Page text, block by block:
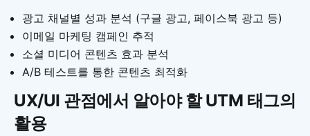
광고 채널별 성과 분석 (구글 광고, 페이스북 광고 등)
이메일 마케팅 캠페인 추적
소셜 미디어 콘텐츠 효과 분석
A/B 테스트를 통한 콘텐츠 최적화
UX/UI 관점에서 알아야 할 UTM 태그의
활용